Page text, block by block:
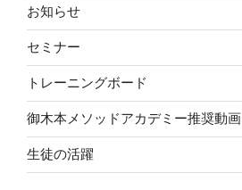
お知らせ
セミナー
トレーニングボード
御木本メソッドアカデミー推奨動画
生徒の活躍